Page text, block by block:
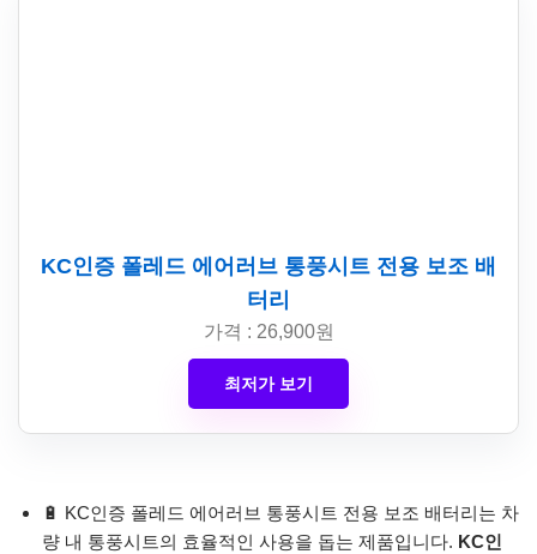
KC인증 폴레드 에어러브 통풍시트 전용 보조 배
터리
가격 : 26,900원
최저가 보기
🔋 KC인증 폴레드 에어러브 통풍시트 전용 보조 배터리는 차
량 내 통풍시트의 효율적인 사용을 돕는 제품입니다. KC인